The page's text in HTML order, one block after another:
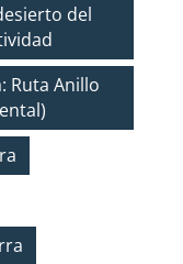
del
Ruta Anillo